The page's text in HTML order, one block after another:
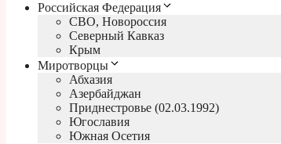
Российская Федерация
СВО, Новороссия
Северный Кавказ
Крым
Миротворцы
Абхазия
Азербайджан
Приднестровье (02.03.1992)
Югославия
Южная Осетия